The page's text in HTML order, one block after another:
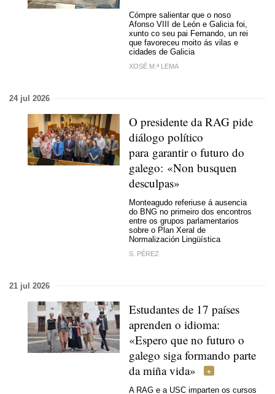
Cómpre salientar que o noso
Afonso VIII de León e Galicia foi,
xunto co seu pai Fernando, un rei
que favoreceu moito ás vilas e
cidades de Galicia
XOSÉ M.ª LEMA
24 jul 2026
O presidente da RAG pide
diálogo político
para garantir o futuro do
galego: «Non busquen
desculpas»
Monteagudo referiuse á ausencia
do BNG no primeiro dos encontros
entre os grupos parlamentarios
sobre o Plan Xeral de
Normalización Lingüística
S. PÉREZ
21 jul 2026
Estudantes de 17 países
aprenden o idioma:
«Espero que no futuro o
galego siga formando parte
da miña vida»
A RAG e a USC imparten os cursos